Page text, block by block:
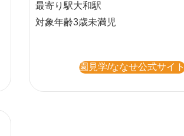
最寄り駅大和駅
対象年齢3歳未満児
園見学/ななせ公式サイト